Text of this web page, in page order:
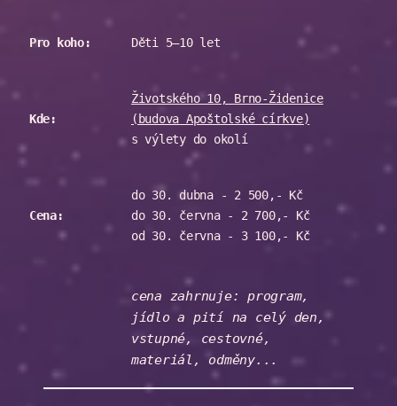
Pro koho: Děti 5–10 let
Kde:
Životského 10, Brno-Židenice
(budova Apoštolské církve)
s výlety do okolí
Cena:
do 30. dubna - 2 500,- Kč
do 30. června - 2 700,- Kč
od 30. června - 3 100,- Kč
cena zahrnuje: program,
jídlo a pití na celý den,
vstupné, cestovné,
materiál, odměny...